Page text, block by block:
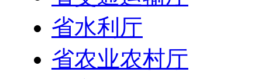
省水利厅
省农业农村厅